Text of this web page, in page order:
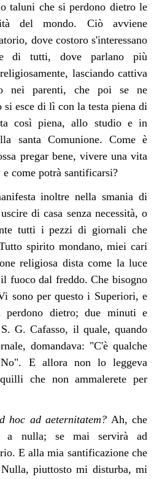
taluni che si perdono dietro le
del mondo. Ciò avviene
dove costoro s'interessano
di tutti, dove parlano più
lasciando cattiva
nei parenti, che poi se ne
si esce di lì con la testa piena di
così piena, allo studio e in
santa Comunione. Come è
pregar bene, vivere una vita
come potrà santificarsi?
inoltre nella smania di
di casa senza necessità, o
tutti i pezzi di giornali che
spirito mondano, miei cari
religiosa dista come la luce
fuoco dal freddo. Che bisogno
sono per questo i Superiori, e
perdono dietro; due minuti e
G. Cafasso, il quale, quando
domandava: "C'è qualche
E allora non lo leggeva
che non ammalerete per
hoc ad aeternitatem? Ah, che
a nulla; se mai servirà ad
E alla mia santificazione che
piuttosto mi disturba, mi